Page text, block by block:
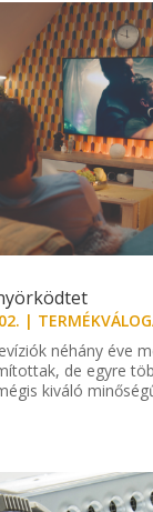
|
néhány éve
de egyre
kiváló